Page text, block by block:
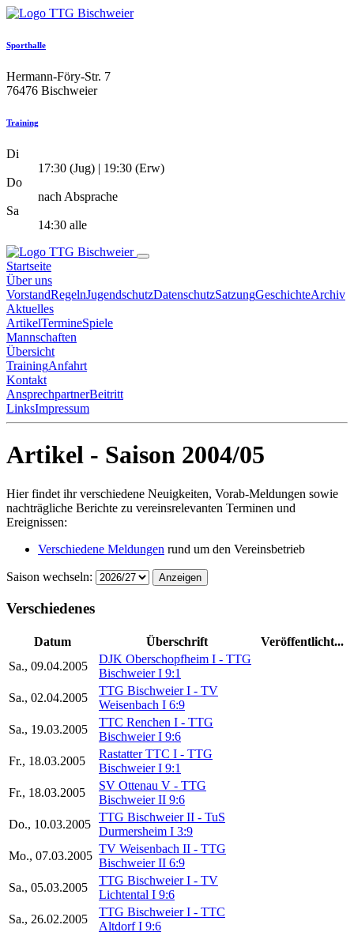
Sporthalle
Hermann-Föry-Str. 7
76476 Bischweier
Training
Di
17:30 (Jug) | 19:30 (Erw)
Do
nach Absprache
Sa
14:30 alle
Startseite
Über uns
VorstandRegelnJugendschutzDatenschutzSatzungGeschichteArchiv
Aktuelles
ArtikelTermineSpiele
Mannschaften
Übersicht
TrainingAnfahrt
Kontakt
AnsprechpartnerBeitritt
LinksImpressum
Artikel - Saison 2004/05
Hier findet ihr verschiedene Neuigkeiten, Vorab-Meldungen sowie
nachträgliche Berichte zu vereinsrelevanten Terminen und
Ereignissen:
Verschiedene Meldungen rund um den Vereinsbetrieb
Saison wechseln: Anzeigen
Verschiedenes
Datum Überschrift
Veröffentlicht...
Sa., 09.04.2005
DJK Oberschopfheim I - TTG
Bischweier I 9:1
Sa., 02.04.2005
TTG Bischweier I - TV
Weisenbach I 6:9
Sa., 19.03.2005
TTC Renchen I - TTG
Bischweier I 9:6
Fr., 18.03.2005
Rastatter TTC I - TTG
Bischweier I 9:1
Fr., 18.03.2005
SV Ottenau V - TTG
Bischweier II 9:6
Do., 10.03.2005
TTG Bischweier II - TuS
Durmersheim I 3:9
Mo., 07.03.2005
TV Weisenbach II - TTG
Bischweier II 6:9
Sa., 05.03.2005
TTG Bischweier I - TV
Lichtental I 9:6
Sa., 26.02.2005
TTG Bischweier I - TTC
Altdorf I 9:6